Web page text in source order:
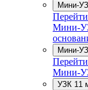
Мини-
Мини-
Мини-
Мини-
УЗК 11